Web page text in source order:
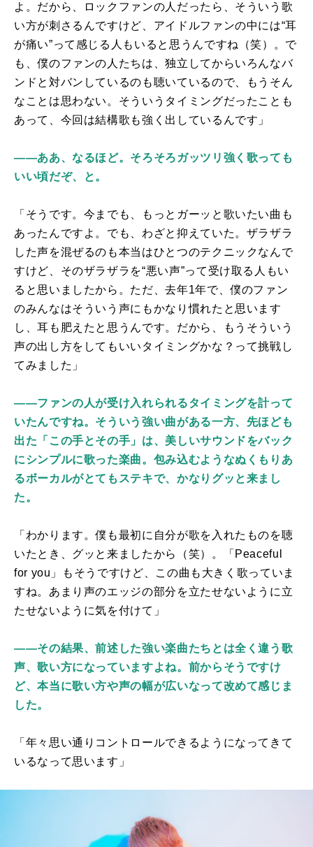
よ。だから、ロックファンの人だったら、そういう歌
い方が刺さるんですけど、アイドルファンの中には“耳
が痛い”って感じる人もいると思うんですね（笑）。で
も、僕のファンの人たちは、独立してからいろんなバ
ンドと対バンしているのも聴いているので、もうそん
なことは思わない。そういうタイミングだったことも
あって、今回は結構歌も強く出しているんです」
――ああ、なるほど。そろそろガッツリ強く歌っても
いい頃だぞ、と。
「そうです。今までも、もっとガーッと歌いたい曲も
あったんですよ。でも、わざと抑えていた。ザラザラ
した声を混ぜるのも本当はひとつのテクニックなんで
すけど、そのザラザラを“悪い声”って受け取る人もい
ると思いましたから。ただ、去年1年で、僕のファン
のみんなはそういう声にもかなり慣れたと思います
し、耳も肥えたと思うんです。だから、もうそういう
声の出し方をしてもいいタイミングかな？って挑戦し
てみました」
――ファンの人が受け入れられるタイミングを計って
いたんですね。そういう強い曲がある一方、先ほども
出た「この手とその手」は、美しいサウンドをバック
にシンプルに歌った楽曲。包み込むようなぬくもりあ
るボーカルがとてもステキで、かなりグッと来まし
た。
「わかります。僕も最初に自分が歌を入れたものを聴
いたとき、グッと来ましたから（笑）。「 Peaceful
for you 」もそうですけど、この曲も大きく歌っていま
すね。あまり声のエッジの部分を立たせないように立
たせないように気を付けて」
――その結果、前述した強い楽曲たちとは全く違う歌
声、歌い方になっていますよね。前からそうですけ
ど、本当に歌い方や声の幅が広いなって改めて感じま
した。
「年々思い通りコントロールできるようになってきて
いるなって思います」